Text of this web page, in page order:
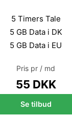
5 Timers Tale
5 GB Data i DK
5 GB Data i EU
Pris pr / md
55 DKK
Se tilbud